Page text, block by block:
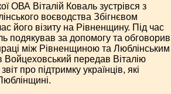
ОВА Віталій Коваль зустрівся з
воєводства Збігнєвом
його візиту на Рівненщину. Під час
подякував за допомогу та обговорив
між Рівненщиною та Люблінським
Войцеховський передав Віталію
про підтримку українців, які